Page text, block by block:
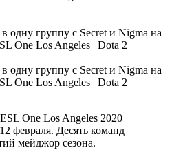
One Los Angeles 2020
февраля. Десять команд
мейджор сезона.